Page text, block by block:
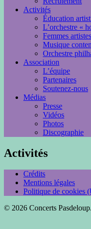
Activités
Éducation
L’orchestre «
Femmes artistes
Musique
Orchestre
Association
L’équipe
Partenaires
Soutenez-nous
Médias
Presse
Vidéos
Photos
Discographie
Activités
Crédits
Mentions légales
Politique de cookies
© 2026 Concerts Pasdeloup.